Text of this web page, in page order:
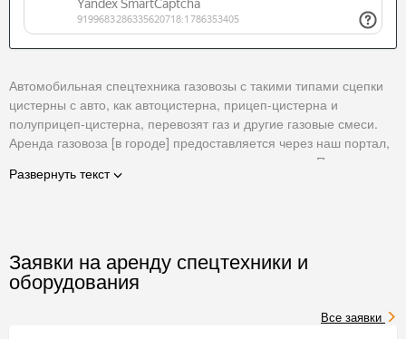
Автомобильная спецтехника газовозы с такими типами сцепки
цистерны с авто, как автоцистерна, прицеп-цистерна и
полуприцеп-цистерна, перевозят газ и другие газовые смеси.
Аренда газовоза [в городе] предоставляется через наш портал,
место встречи владельцев техники и арендаторов. По
объявлениям ищите подходящий газовоз и связывайтесь по
Развернуть текст
Заявки на аренду спецтехники и
оборудования
Все заявки